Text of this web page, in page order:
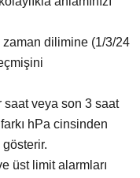
zaman dilimine (1/3/24
saat veya son 3 saat
hPa cinsinden
üst limit alarmları